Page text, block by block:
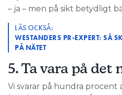
– ja – men på sikt betydligt
LÄS OCKSÅ:
WESTANDERS PR-EXPERT: SÅ
PÅ NÄTET
5. Ta vara på det
Vi svarar på hundra procent